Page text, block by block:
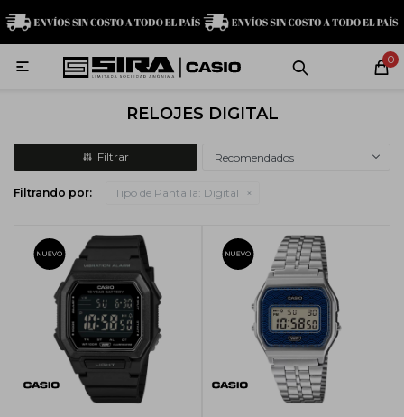
0

RELOJES DIGITAL
Recomendados
Filtrando por: Tipo de Pantalla: Digital
MI CUENTA
Relojes Servicio técnico Contacto
G-Shock
Edifice
Casio